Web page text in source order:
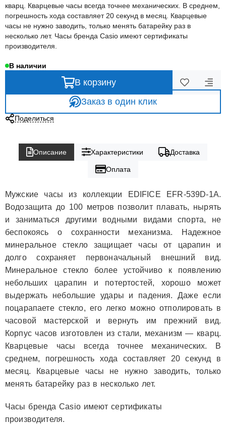
кварц. Кварцевые часы всегда точнее механических. В среднем,
погрешность хода составляет 20 секунд в месяц. Кварцевые
часы не нужно заводить, только менять батарейку раз в
несколько лет. Часы бренда Casio имеют сертификаты
производителя.
В наличии
В корзину
Заказ в один клик
Поделиться
Описание Характеристики Доставка
Оплата
Мужские часы из коллекции EDIFICE EFR-539D-1A.
Водозащита до 100 метров позволит плавать, нырять
и заниматься другими водными видами спорта, не
беспокоясь о сохранности механизма. Надежное
минеральное стекло защищает часы от царапин и
долго сохраняет первоначальный внешний вид.
Минеральное стекло более устойчиво к появлению
небольших царапин и потертостей, хорошо может
выдержать небольшие удары и падения. Даже если
поцарапаете стекло, его легко можно отполировать в
часовой мастерской и вернуть им прежний вид.
Корпус часов изготовлен из стали, механизм — кварц.
Кварцевые часы всегда точнее механических. В
среднем, погрешность хода составляет 20 секунд в
месяц. Кварцевые часы не нужно заводить, только
менять батарейку раз в несколько лет.
Часы бренда Casio имеют сертификаты
производителя.